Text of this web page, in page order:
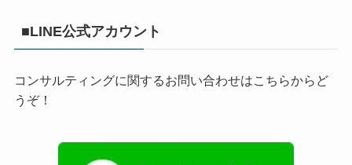
■LINE公式アカウント
コンサルティングに関するお問い合わせはこちらからど
うぞ！